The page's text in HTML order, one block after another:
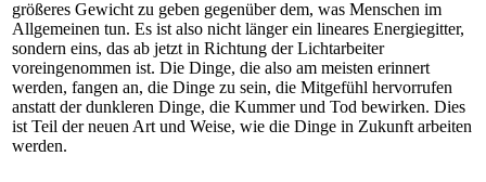
größeres Gewicht zu geben gegenüber dem, was Menschen im
Allgemeinen tun. Es ist also nicht länger ein lineares Energiegitter,
sondern eins, das ab jetzt in Richtung der Lichtarbeiter
voreingenommen ist. Die Dinge, die also am meisten erinnert
werden, fangen an, die Dinge zu sein, die Mitgefühl hervorrufen
anstatt der dunkleren Dinge, die Kummer und Tod bewirken. Dies
ist Teil der neuen Art und Weise, wie die Dinge in Zukunft arbeiten
werden.